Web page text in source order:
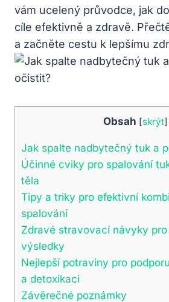
vám ucelený průvodce, jak
cíle efektivně a zdravě.
a začněte cestu k lepšímu
Obsah [skrýt]
Jak spalte nadbytečný tuk a
Účinné cviky pro spalování
těla
Tipy a triky pro efektivní
spalování
Zdravé stravovací návyky
výsledky
Nejlepší potraviny pro
a detoxikaci
Závěrečné poznámky